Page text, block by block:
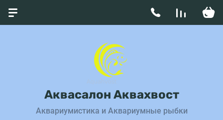
Аквасалон Аквахвост
Аквариумистика и Аквариумные рыбки